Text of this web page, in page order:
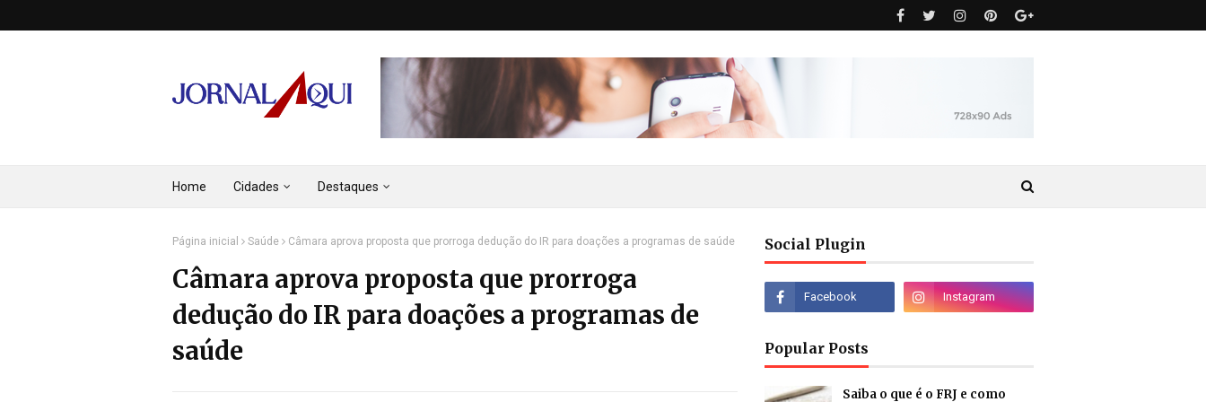
Home Cidades Destaques
Página inicial Saúde Câmara aprova proposta que prorroga dedução do IR para doações a programas de saúde
Câmara aprova proposta que prorroga
dedução do IR para doações a programas de
saúde
Social Plugin
Popular Posts
Saiba o que é o FRJ e como